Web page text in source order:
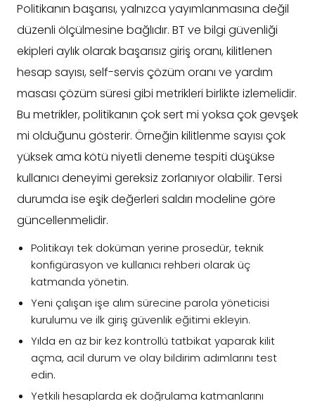
Politikanın başarısı, yalnızca yayımlanmasına değil
düzenli ölçülmesine bağlıdır. BT ve bilgi güvenliği
ekipleri aylık olarak başarısız giriş oranı, kilitlenen
hesap sayısı, self-servis çözüm oranı ve yardım
masası çözüm süresi gibi metrikleri birlikte izlemelidir.
Bu metrikler, politikanın çok sert mi yoksa çok gevşek
mi olduğunu gösterir. Örneğin kilitlenme sayısı çok
yüksek ama kötü niyetli deneme tespiti düşükse
kullanıcı deneyimi gereksiz zorlanıyor olabilir. Tersi
durumda ise eşik değerleri saldırı modeline göre
güncellenmelidir.
Politikayı tek doküman yerine prosedür, teknik
konfigürasyon ve kullanıcı rehberi olarak üç
katmanda yönetin.
Yeni çalışan işe alım sürecine parola yöneticisi
kurulumu ve ilk giriş güvenlik eğitimi ekleyin.
Yılda en az bir kez kontrollü tatbikat yaparak kilit
açma, acil durum ve olay bildirim adımlarını test
edin.
Yetkili hesaplarda ek doğrulama katmanlarını